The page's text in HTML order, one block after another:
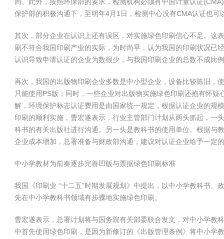
保护部的积极沟通下，至明年4月1日，检测中心没有CMA认证也可
其次，部分企业在认识上还有误区，对实施绿色印刷信心不足。这
刷不符合我国印刷产业的实际，为时尚早，认为我国的印刷状况
认识导致申请认证的企业为数很少，与我国印刷企业的总数不成比
再次，我国的出版物印刷企业多数是中小型企业，设备比较陈旧，
只能使用PS版；同时，一些企业对出版物实施绿色印刷还抱有怀
解，环境保护标志认证费用是由国家统一规定，根据认证企业的规
印刷的顺利实施，曹宏遂表示，行业主管部门计划从两头抓起，
科书的有关出版社进行沟通。另一头是教科书的使用单位。根据与
企业成本增加，总署准备与财政部沟通，建议对认证企业给予一定
中小学教材为前奏逐步完善凹版与票据绿色印刷标准
我国《印刷业 “十二五”时期发展规划》中提出，以中小学教科书
先在中小学教科书领域有步骤地实施绿色印刷。
曹宏遂表示，总署计划将与国务院有关部委联合发文，对中小学教
中首先使用绿色印刷，是因为新修订的《出版管理条例》将中小学